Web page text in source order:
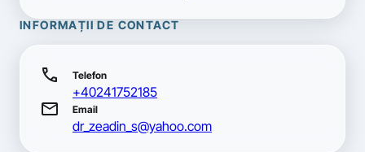
INFORMAȚII DE CONTACT
call Telefon
+40241752185
mail Email
dr_zeadin_s@yahoo.com